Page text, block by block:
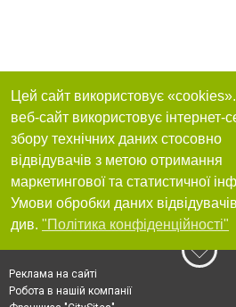
Цей сайт використовує
веб-сайт використовує інтернет-
збору технічних даних стосовно
відвідувачів з метою отримання
маркетингової та статистичної
Умови обробки даних
див. "Політика конфіденційності"
Реклама на сайті
Робота в нашій компанії